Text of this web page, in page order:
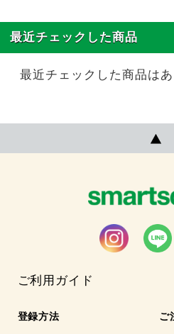
最近チェックした商品
最近チェックした商品はあ
ご利用ガイド
登録方法 ご